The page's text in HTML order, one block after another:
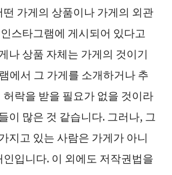
가게의 상품이나 가게의 외관
스타그램에 게시되어 있다고
나 상품 자체는 가게의 것이기
에서 그 가게를 소개하거나 추
락을 받을 필요가 없을 것이라
이 많은 것 같습니다. 그러나, 그
지고 있는 사람은 가게가 아니
입니다. 이 외에도 저작권법을